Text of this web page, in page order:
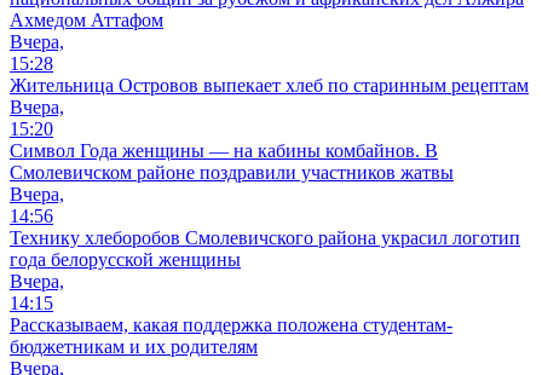
Ахмедом Аттафом
Вчера,
15:28
Жительница Островов выпекает хлеб по старинным рецептам
Вчера,
15:20
Символ Года женщины — на кабины комбайнов. В
Смолевичском районе поздравили участников жатвы
Вчера,
14:56
Технику хлеборобов Смолевичского района украсил логотип
года белорусской женщины
Вчера,
14:15
Рассказываем, какая поддержка положена студентам-
бюджетникам и их родителям
Вчера,